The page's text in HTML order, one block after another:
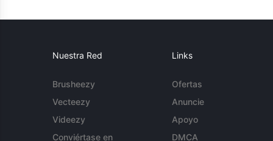
Nuestra Red
Brusheezy
Vecteezy
Videezy
Conviértase en
Links
Ofertas
Anuncie
Apoyo
DMCA